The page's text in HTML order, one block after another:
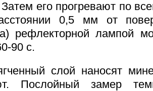
его прогревают по
0,5 мм от
рефлекторной лампой
90 с.
слой наносят
Послойный замер